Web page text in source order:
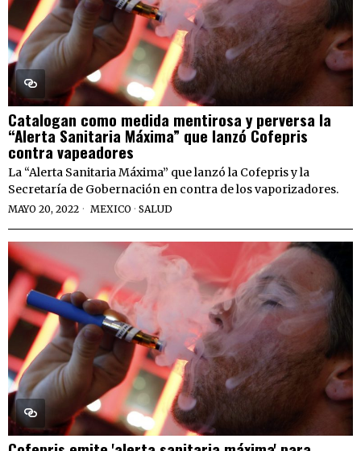
Catalogan como medida mentirosa y perversa la
“Alerta Sanitaria Máxima” que lanzó Cofepris
contra vapeadores
La “Alerta Sanitaria Máxima” que lanzó la Cofepris y la
Secretaría de Gobernación en contra de los vaporizadores.
MAYO 20, 2022 MEXICO · SALUD